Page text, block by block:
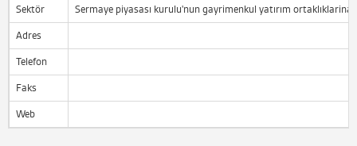
Sektör Sermaye piyasası kurulu'nun gayrimenkul yatırım
Adres
Telefon
Faks
Web